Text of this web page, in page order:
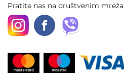
Pratite nas na društvenim